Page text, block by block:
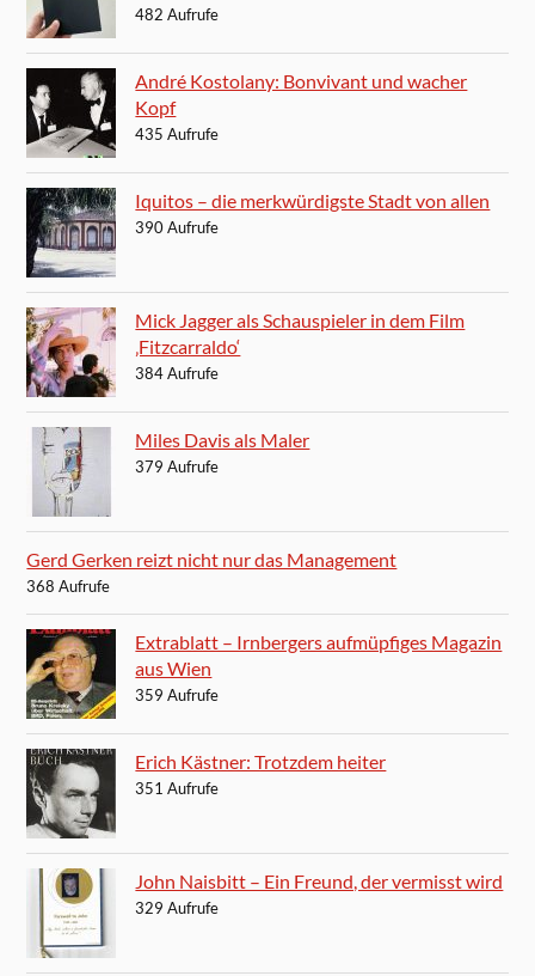
482 Aufrufe
André Kostolany: Bonvivant und wacher
Kopf
435 Aufrufe
Iquitos – die merkwürdigste Stadt von allen
390 Aufrufe
Mick Jagger als Schauspieler in dem Film
‚Fitzcarraldo‘
384 Aufrufe
Miles Davis als Maler
379 Aufrufe
Gerd Gerken reizt nicht nur das Management
368 Aufrufe
Extrablatt – Irnbergers aufmüpfiges Magazin
aus Wien
359 Aufrufe
Erich Kästner: Trotzdem heiter
351 Aufrufe
John Naisbitt – Ein Freund, der vermisst wird
329 Aufrufe